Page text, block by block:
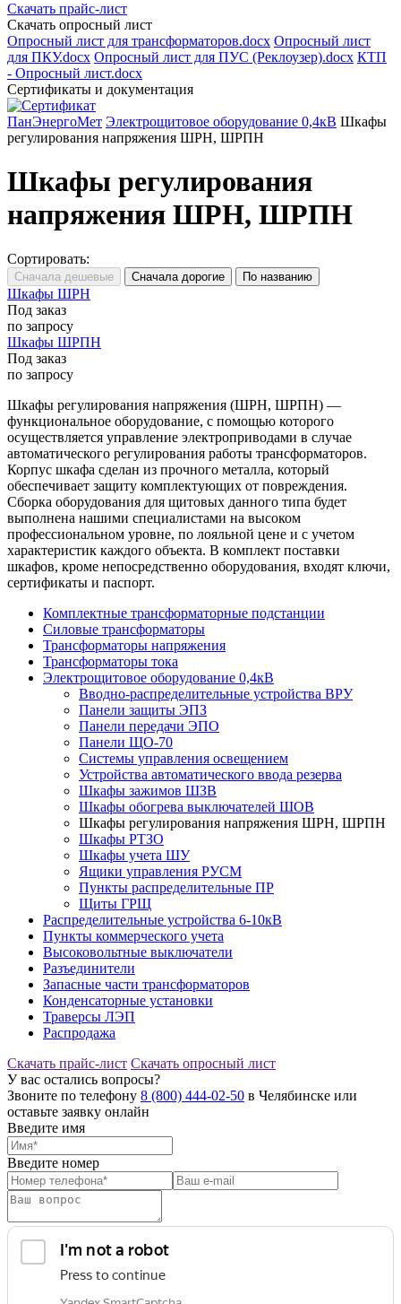
Скачать прайс-лист
Скачать опросный лист
Опросный лист для трансформаторов.docx Опросный лист
для ПКУ.docx Опросный лист для ПУС (Реклоузер).docx КТП
- Опросный лист.docx
Сертификаты и документация
ПанЭнергоМет Электрощитовое оборудование 0,4кВ Шкафы
регулирования напряжения ШРН, ШРПН
Шкафы регулирования
напряжения ШРН, ШРПН
Сортировать:
Шкафы ШРН
Под заказ
по запросу
Шкафы ШРПН
Под заказ
по запросу
Шкафы регулирования напряжения (ШРН, ШРПН) —
функциональное оборудование, с помощью которого
осуществляется управление электроприводами в случае
автоматического регулирования работы трансформаторов.
Корпус шкафа сделан из прочного металла, который
обеспечивает защиту комплектующих от повреждения.
Сборка оборудования для щитовых данного типа будет
выполнена нашими специалистами на высоком
профессиональном уровне, по лояльной цене и с учетом
характеристик каждого объекта. В комплект поставки
шкафов, кроме непосредственно оборудования, входят ключи,
сертификаты и паспорт.
Комплектные трансформаторные подстанции
Силовые трансформаторы
Трансформаторы напряжения
Трансформаторы тока
Электрощитовое оборудование 0,4кВ
Вводно-распределительные устройства ВРУ
Панели защиты ЭПЗ
Панели передачи ЭПО
Панели ЩО-70
Системы управления освещением
Устройства автоматического ввода резерва
Шкафы зажимов ШЗВ
Шкафы обогрева выключателей ШОВ
Шкафы регулирования напряжения ШРН, ШРПН
Шкафы РТЗО
Шкафы учета ШУ
Ящики управления РУСМ
Пункты распределительные ПР
Щиты ГРЩ
Распределительные устройства 6-10кВ
Пункты коммерческого учета
Высоковольтные выключатели
Разъединители
Запасные части трансформаторов
Конденсаторные установки
Траверсы ЛЭП
Распродажа
Скачать прайс-лист Скачать опросный лист
У вас остались вопросы?
Звоните по телефону 8 (800) 444-02-50 в Челябинске или
оставьте заявку онлайн
Введите имя
Введите номер